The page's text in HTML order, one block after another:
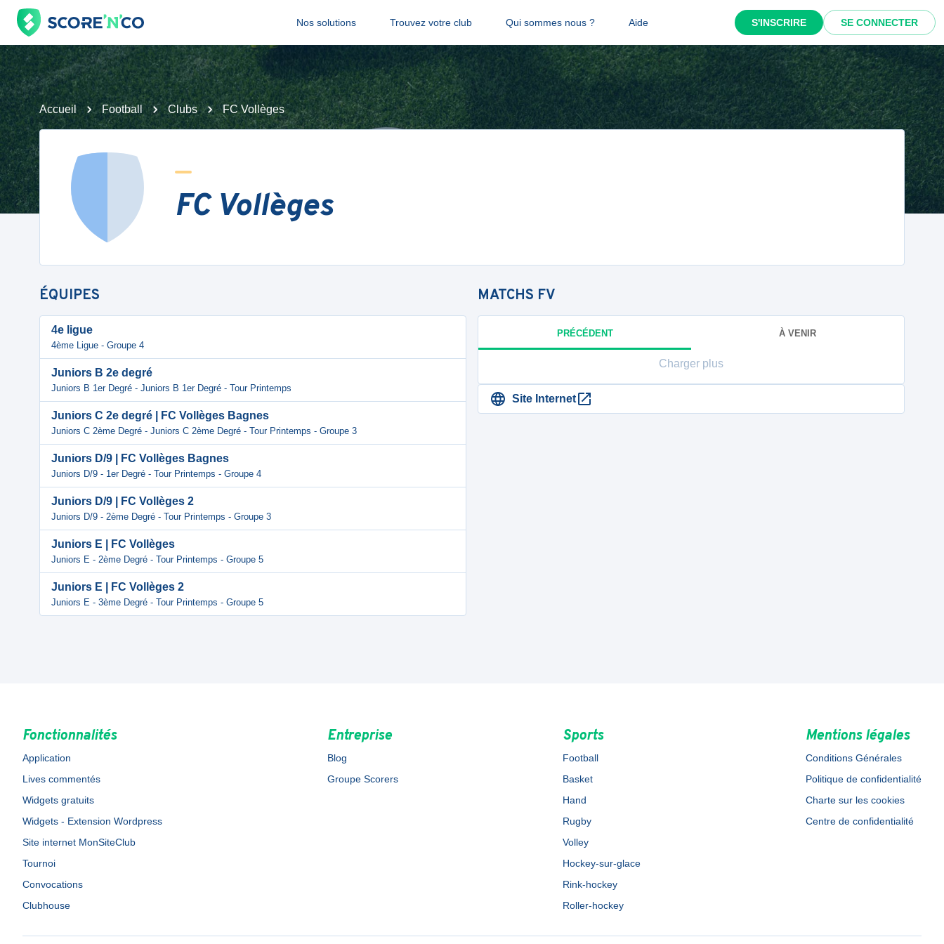
Nos solutions Trouvez votre club Qui sommes nous ? Aide S'INSCRIRE SE CONNECTER
Accueil Football Clubs FC Vollèges
FC Vollèges
ÉQUIPES
4e ligue
4ème Ligue - Groupe 4
Juniors B 2e degré
Juniors B 1er Degré - Juniors B 1er Degré - Tour Printemps
Juniors C 2e degré | FC Vollèges Bagnes
Juniors C 2ème Degré - Juniors C 2ème Degré - Tour Printemps - Groupe 3
Juniors D/9 | FC Vollèges Bagnes
Juniors D/9 - 1er Degré - Tour Printemps - Groupe 4
Juniors D/9 | FC Vollèges 2
Juniors D/9 - 2ème Degré - Tour Printemps - Groupe 3
Juniors E | FC Vollèges
Juniors E - 2ème Degré - Tour Printemps - Groupe 5
Juniors E | FC Vollèges 2
Juniors E - 3ème Degré - Tour Printemps - Groupe 5
MATCHS FV
PRÉCÉDENT À VENIR
Charger plus
Site Internet
Fonctionnalités
Application
Lives commentés
Widgets gratuits
Widgets - Extension Wordpress
Site internet MonSiteClub
Tournoi
Convocations
Clubhouse
Entreprise
Blog
Groupe Scorers
Sports
Football
Basket
Hand
Rugby
Volley
Hockey-sur-glace
Rink-hockey
Roller-hockey
Mentions légales
Conditions Générales
Politique de confidentialité
Charte sur les cookies
Centre de confidentialité